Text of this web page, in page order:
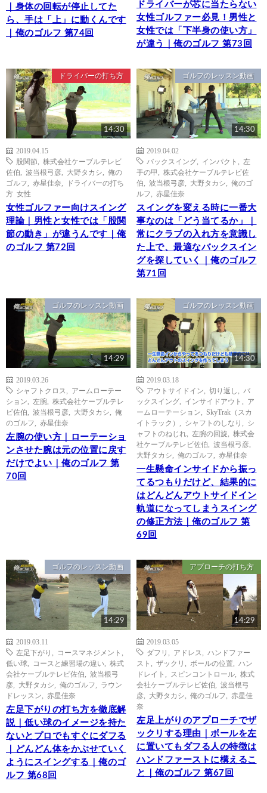
｜身体の回転が停止してた
ら、手は「上」に動くんです
｜俺のゴルフ 第74回
ドライバーが芯に当たらない
女性ゴルファー必見！男性と
女性では「下半身の使い方」
が違う｜俺のゴルフ 第73回
ドライバーの打ち方
14:30
2019.04.15
股関節
株式会社ケーブルテレビ
佐伯
波当根弓彦 大野タカシ
俺の
ゴルフ
赤星佳奈
ドライバーの打ち
方 女性
女性ゴルファー向けスイング
理論｜男性と女性では「股関
節の動き」が違うんです｜俺
のゴルフ 第72回
ゴルフのレッスン動画
14:30
2019.04.02
バックスイング
インパクト
左
手の甲
株式会社ケーブルテレビ佐
伯
波当根弓彦 大野タカシ
俺のゴ
ルフ
赤星佳奈
スイングを変える時に一番大
事なのは「どう当てるか」｜
常にクラブの入れ方を意識し
た上で、最適なバックスイン
グを探していく｜俺のゴルフ
第71回
ゴルフのレッスン動画
14:29
2019.03.26
シャフトクロス
アームローテー
ション
左腕
株式会社ケーブルテレ
ビ佐伯
波当根弓彦 大野タカシ
俺
のゴルフ
赤星佳奈
左腕の使い方｜ローテーショ
ンさせた腕は元の位置に戻す
だけでよい｜俺のゴルフ 第
70回
ゴルフのレッスン動画
14:30
2019.03.18
アウトサイドイン
切り返し
バ
ックスイング
インサイドアウト
ア
ームローテーション
SkyTrak（スカ
イトラック）
シャフトのしなり
シ
ャフトのねじれ
左腕の回旋
株式会
社ケーブルテレビ佐伯
波当根弓彦
大野タカシ
俺のゴルフ 赤星佳奈
一生懸命インサイドから振っ
てるつもりだけど、結果的に
はどんどんアウトサイドイン
軌道になってしまうスイング
の修正方法｜俺のゴルフ 第
69回
ゴルフのレッスン動画
14:29
2019.03.11
左足下がり
コースマネジメント
低い球
コースと練習場の違い
株式
会社ケーブルテレビ佐伯
波当根弓
彦
大野タカシ 俺のゴルフ
ラウン
ドレッスン
赤星佳奈
左足下がりの打ち方を徹底解
説｜低い球のイメージを持た
ないとプロでもすぐにダフる
｜どんどん体をかぶせていく
ようにスイングする｜俺のゴ
ルフ 第68回
アプローチの打ち方
14:29
2019.03.05
ダフリ
アドレス
ハンドファー
スト
ザックリ ボールの位置
ハン
ドレイト
スピンコントロール
株式
会社ケーブルテレビ佐伯
波当根弓
彦
大野タカシ 俺のゴルフ
赤星佳
奈
左足上がりのアプローチでザ
ックリする理由｜ボールを左
に置いてもダフる人の特徴は
ハンドファーストに構えるこ
と｜俺のゴルフ 第67回